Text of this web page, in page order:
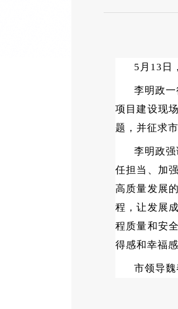
5月13日
李明政
项目建设现
题，并征求
李明政强
任担当、加
高质量发展
程，让发展
程质量和安
得感和幸福感
市领导